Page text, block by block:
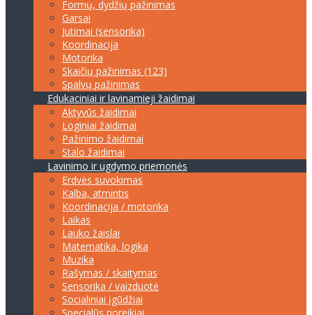
Formų, dydžių pažinimas
Garsai
Jutimai (sensorika)
Koordinacija
Motorika
Skaičių pažinimas (123)
Spalvų pažinimas
Edukaciniai ir lavinamieji žaidimai
Aktyvūs žaidimai
Loginiai žaidimai
Pažinimo žaidimai
Stalo žaidimai
Lavinimo ir ugdymo priemonės
Erdvės suvokimas
Kalba, atmintis
Koordinacija / motorika
Laikas
Lauko žaislai
Matematika, logika
Muzika
Rašymas / skaitymas
Sensorika / vaizduotė
Socialiniai įgūdžiai
Specialūs poreikiai